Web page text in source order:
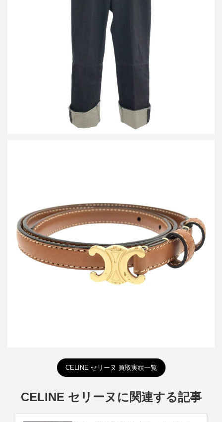
セリーヌ フィービーファイロ ロールアップデザインデニムパンツ
2 1V89/523B
詳しく見る
セリーヌ トリオンフレザーベルト 13mm
詳しく見る
CELINE セリーヌ 買取実績一覧
CELINE セリーヌに関連する記事